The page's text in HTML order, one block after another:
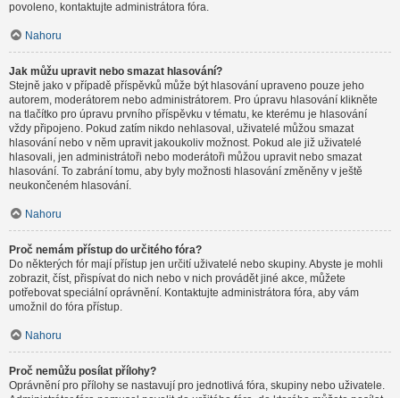
povoleno, kontaktujte administrátora fóra.
Nahoru
Jak můžu upravit nebo smazat hlasování?
Stejně jako v případě příspěvků může být hlasování upraveno pouze jeho
autorem, moderátorem nebo administrátorem. Pro úpravu hlasování klikněte
na tlačítko pro úpravu prvního příspěvku v tématu, ke kterému je hlasování
vždy připojeno. Pokud zatím nikdo nehlasoval, uživatelé můžou smazat
hlasování nebo v něm upravit jakoukoliv možnost. Pokud ale již uživatelé
hlasovali, jen administrátoři nebo moderátoři můžou upravit nebo smazat
hlasování. To zabrání tomu, aby byly možnosti hlasování změněny v ještě
neukončeném hlasování.
Nahoru
Proč nemám přístup do určitého fóra?
Do některých fór mají přístup jen určití uživatelé nebo skupiny. Abyste je mohli
zobrazit, číst, přispívat do nich nebo v nich provádět jiné akce, můžete
potřebovat speciální oprávnění. Kontaktujte administrátora fóra, aby vám
umožnil do fóra přístup.
Nahoru
Proč nemůžu posílat přílohy?
Oprávnění pro přílohy se nastavují pro jednotlivá fóra, skupiny nebo uživatele.